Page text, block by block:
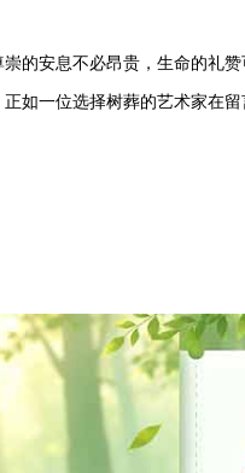
的安息不必昂贵，生命的礼
如一位选择树葬的艺术家在